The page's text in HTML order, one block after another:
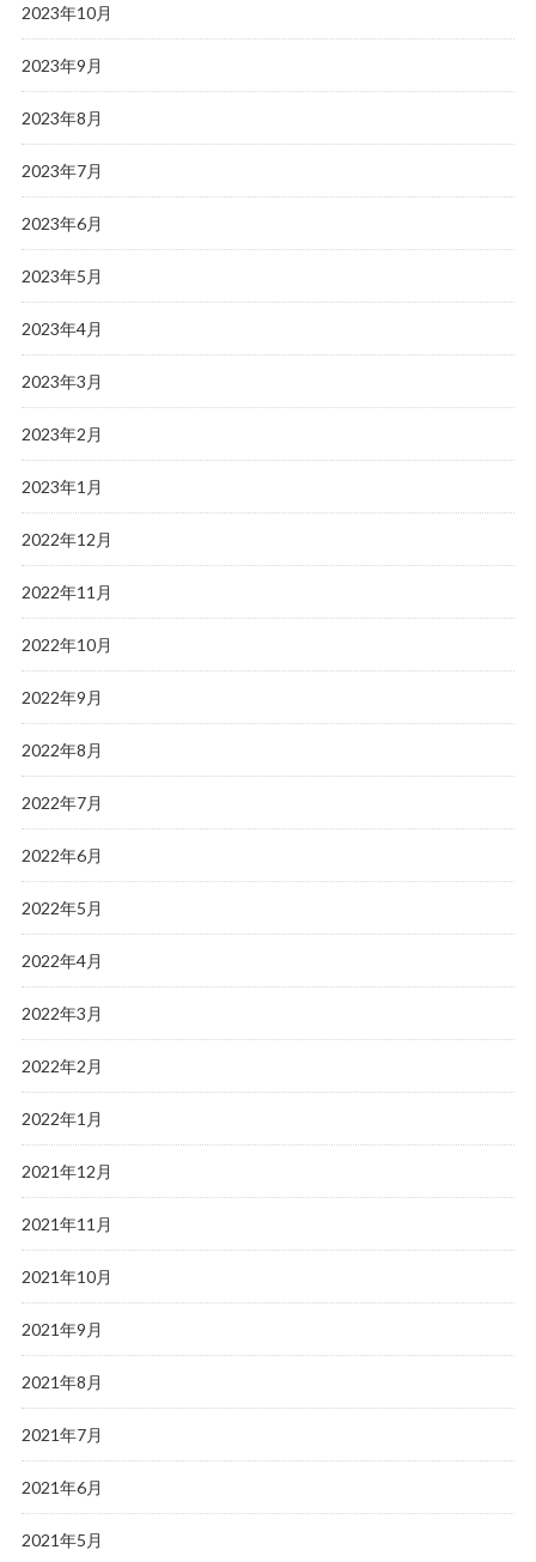
2023年10月
2023年9月
2023年8月
2023年7月
2023年6月
2023年5月
2023年4月
2023年3月
2023年2月
2023年1月
2022年12月
2022年11月
2022年10月
2022年9月
2022年8月
2022年7月
2022年6月
2022年5月
2022年4月
2022年3月
2022年2月
2022年1月
2021年12月
2021年11月
2021年10月
2021年9月
2021年8月
2021年7月
2021年6月
2021年5月